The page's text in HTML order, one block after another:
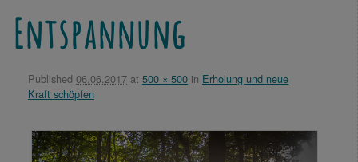
Entspannung
Published 06.06.2017 at 500 × 500 in Erholung und neue
Kraft schöpfen